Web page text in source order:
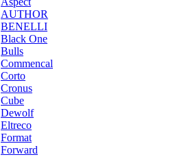
AUTHOR
BENELLI
Black One
Bulls
Commencal
Corto
Cronus
Cube
Dewolf
Eltreco
Format
Forward